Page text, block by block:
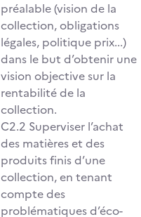
préalable (vision de la
collection, obligations
légales, politique prix...)
dans le but d’obtenir une
vision objective sur la
rentabilité de la
collection.
C2.2 Superviser l’achat
des matières et des
produits finis d’une
collection, en tenant
compte des
problématiques d’éco-